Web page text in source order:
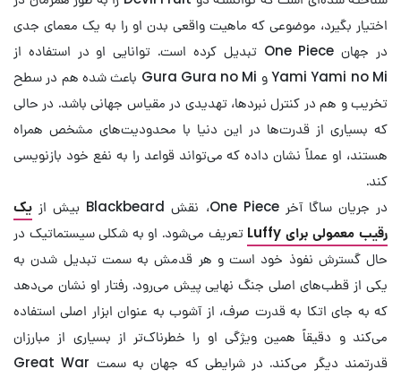
اختیار بگیرد، موضوعی که ماهیت واقعی بدن او را به یک معمای جدی
در جهان One Piece تبدیل کرده است. توانایی او در استفاده از
Yami Yami no Mi و Gura Gura no Mi باعث شده هم در سطح
تخریب و هم در کنترل نبردها، تهدیدی در مقیاس جهانی باشد. در حالی
که بسیاری از قدرت‌ها در این دنیا با محدودیت‌های مشخص همراه
هستند، او عملاً نشان داده که می‌تواند قواعد را به نفع خود بازنویسی
کند.
در جریان ساگا آخر One Piece، نقش Blackbeard بیش از
یک
رقیب معمولی برای Luffy
تعریف می‌شود. او به شکلی سیستماتیک در
حال گسترش نفوذ خود است و هر قدمش به سمت تبدیل شدن به
یکی از قطب‌های اصلی جنگ نهایی پیش می‌رود. رفتار او نشان می‌دهد
که به جای اتکا به قدرت صرف، از آشوب به عنوان ابزار اصلی استفاده
می‌کند و دقیقاً همین ویژگی او را خطرناک‌تر از بسیاری از مبارزان
قدرتمند دیگر می‌کند. در شرایطی که جهان به سمت Great War